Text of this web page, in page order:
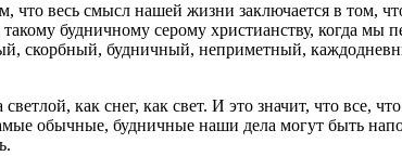
весь смысл нашей жизни заключается в том,
будничному серому христианству, когда мы
скорбный, будничный, неприметный,
как снег, как свет. И это значит, что все,
обычные, будничные наши дела могут быть